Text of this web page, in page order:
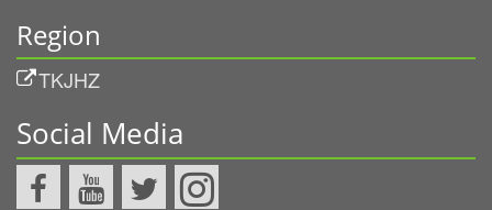
Region
TKJHZ
Social Media